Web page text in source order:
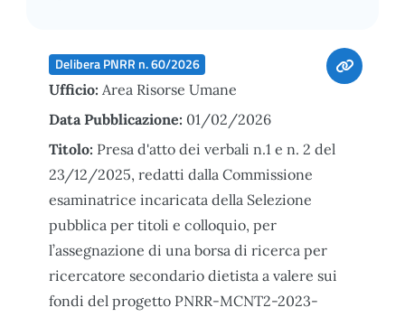
Delibera PNRR n. 60/2026
Ufficio: Area Risorse Umane
Data Pubblicazione: 01/02/2026
Titolo: Presa d'atto dei verbali n.1 e n. 2 del
23/12/2025, redatti dalla Commissione
esaminatrice incaricata della Selezione
pubblica per titoli e colloquio, per
l’assegnazione di una borsa di ricerca per
ricercatore secondario dietista a valere sui
fondi del progetto PNRR-MCNT2-2023-